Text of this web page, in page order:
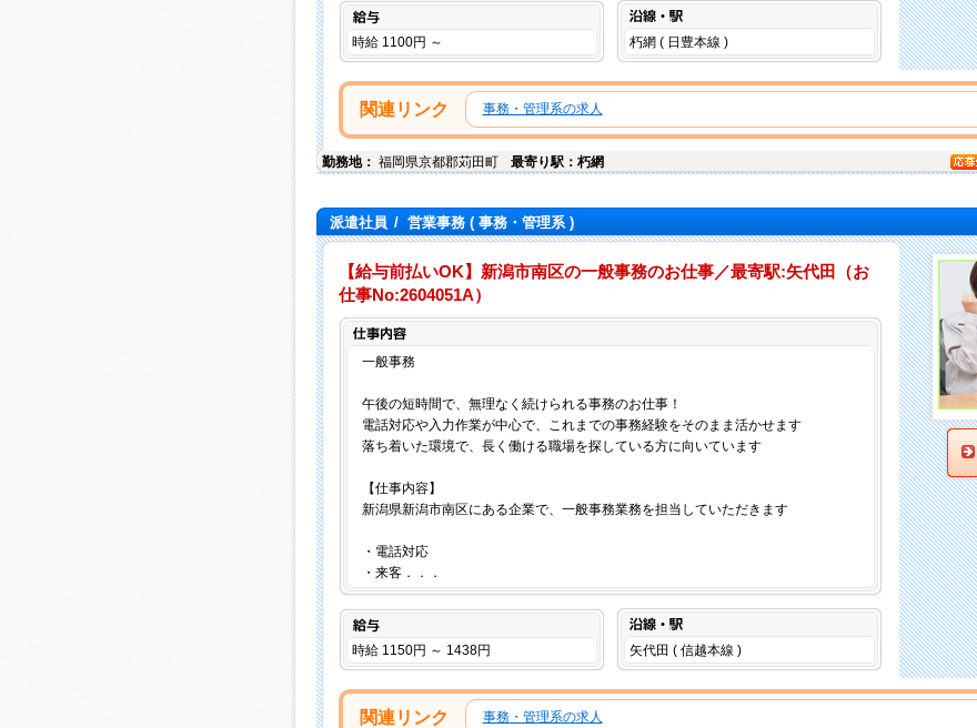
給与
時給 1100円 ～ 朽網 ( 日豊本線 )
関連リンク 事務・管理系の求人
勤務地： 福岡県京都郡苅田町 最寄り駅：朽網
派遣社員 / 営業事務( 事務・管理系 )
【給与前払いOK】新潟市南区の一般事務のお仕事／最寄駅:矢代田（お
仕事No:2604051A）
一般事務
午後の短時間で、無理なく続けられる事務のお仕事！
電話対応や入力作業が中心で、これまでの事務経験をそのまま活かせます
落ち着いた環境で、長く働ける職場を探している方に向いています
【仕事内容】
新潟県新潟市南区にある企業で、一般事務業務を担当していただきます
・電話対応
・来客．．．
給与
時給 1150円 ～ 1438円 矢代田 ( 信越本線 )
関連リンク 事務・管理系の求人